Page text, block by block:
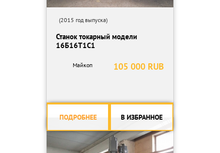
(2015 год выпуска)
Станок токарный модели
16Б16Т1С1
105 000 RUB
Майкоп
ПОДРОБНЕЕ В ИЗБРАННОЕ